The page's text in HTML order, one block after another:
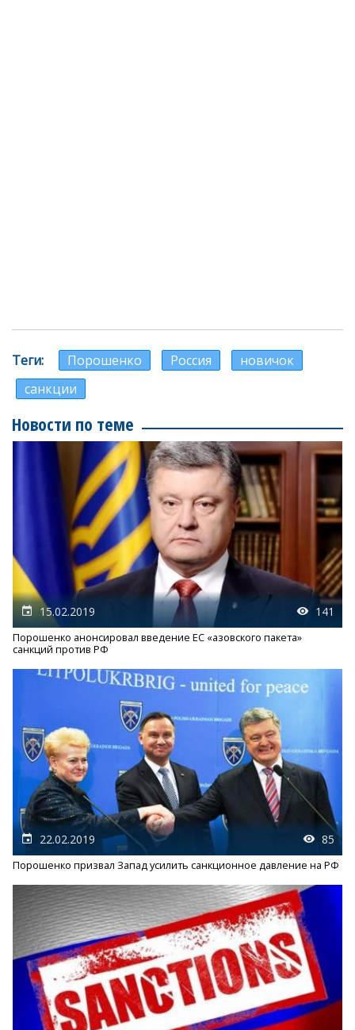
Теги Порошенко Россия
новичок
санкции
Новости по теме
15.02.2019 141
Порошенко анонсировал введение ЕС «азовского пакета»
санкций против РФ
22.02.2019 85
Порошенко призвал Запад усилить санкционное давление на РФ